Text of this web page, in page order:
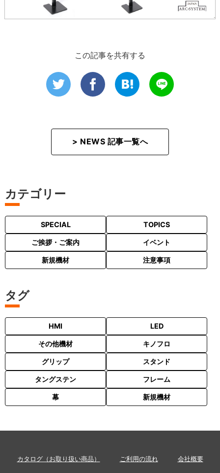
この記事を共有する
> NEWS 記事一覧へ
カテゴリー
SPECIAL TOPICS
ご挨拶・ご案内 イベント
新規機材 注意事項
タグ
HMI LED
その他機材 キノフロ
グリップ スタンド
タングステン フレーム
幕 新規機材
カタログ（お取り扱い商品） ご利用の流れ 会社概要